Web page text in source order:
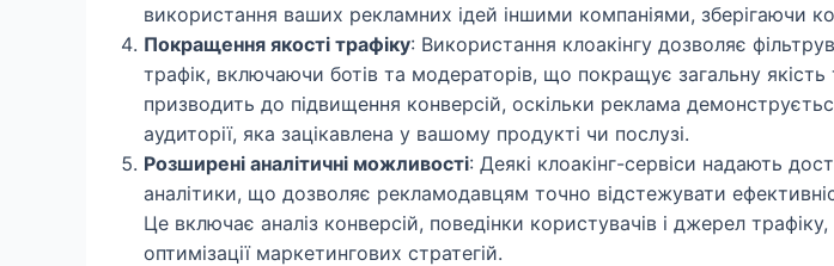
використання ваших рекламних ідей іншими компаніями, зберігаючи
Покращення якості трафіку: Використання клоакінгу дозволяє
трафік, включаючи ботів та модераторів, що покращує загальну якість
призводить до підвищення конверсій, оскільки реклама
аудиторії, яка зацікавлена у вашому продукті чи послузі.
Розширені аналітичні можливості: Деякі клоакінг-сервіси надають
аналітики, що дозволяє рекламодавцям точно відстежувати
Це включає аналіз конверсій, поведінки користувачів і джерел
оптимізації маркетингових стратегій.